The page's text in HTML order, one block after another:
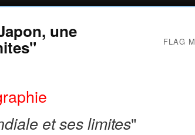
une
et ses limites"
FLAG